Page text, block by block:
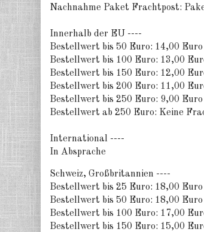
Nachnahme Paket Frachtpost:
Innerhalb der EU ----
Bestellwert bis 50 Euro: 14,00
Bestellwert bis 100 Euro: 13,00
Bestellwert bis 150 Euro: 12,00
Bestellwert bis 200 Euro: 11,00
Bestellwert bis 250 Euro: 9,00
Bestellwert ab 250 Euro: Keine
International ----
In Absprache
Schweiz, Großbritannien ----
Bestellwert bis 25 Euro: 18,00
Bestellwert bis 50 Euro: 18,00
Bestellwert bis 100 Euro: 17,00
Bestellwert bis 150 Euro: 15,00